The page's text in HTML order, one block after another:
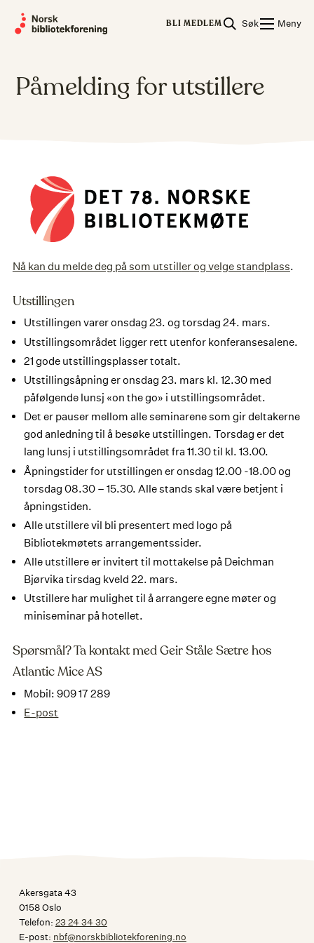
BLI MEDLEM Søk Meny
Påmelding for utstillere
Nå kan du melde deg på som utstiller og velge standplass.
Utstillingen
Utstillingen varer onsdag 23. og torsdag 24. mars.
Utstillingsområdet ligger rett utenfor konferansesalene.
21 gode utstillingsplasser totalt.
Utstillingsåpning er onsdag 23. mars kl. 12.30 med
påfølgende lunsj «on the go» i utstillingsområdet.
Det er pauser mellom alle seminarene som gir deltakerne
god anledning til å besøke utstillingen. Torsdag er det
lang lunsj i utstillingsområdet fra 11.30 til kl. 13.00.
Åpningstider for utstillingen er onsdag 12.00 -18.00 og
torsdag 08.30 – 15.30. Alle stands skal være betjent i
åpningstiden.
Alle utstillere vil bli presentert med logo på
Bibliotekmøtets arrangementssider.
Alle utstillere er invitert til mottakelse på Deichman
Bjørvika tirsdag kveld 22. mars.
Utstillere har mulighet til å arrangere egne møter og
miniseminar på hotellet.
Spørsmål? Ta kontakt med Geir Ståle Sætre hos
Atlantic Mice AS
Mobil: 909 17 289
E-post
Akersgata 43
0158 Oslo
Telefon: 23 24 34 30
E-post: nbf@norskbibliotekforening.no